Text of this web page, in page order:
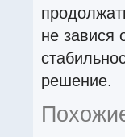
не завися
решение.